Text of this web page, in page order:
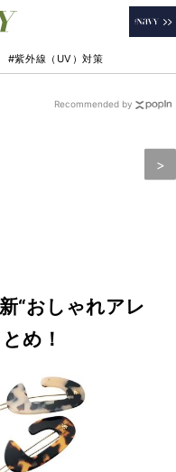
#紫外線（UV）対策
Recommended by
“おしゃれアレ
め！